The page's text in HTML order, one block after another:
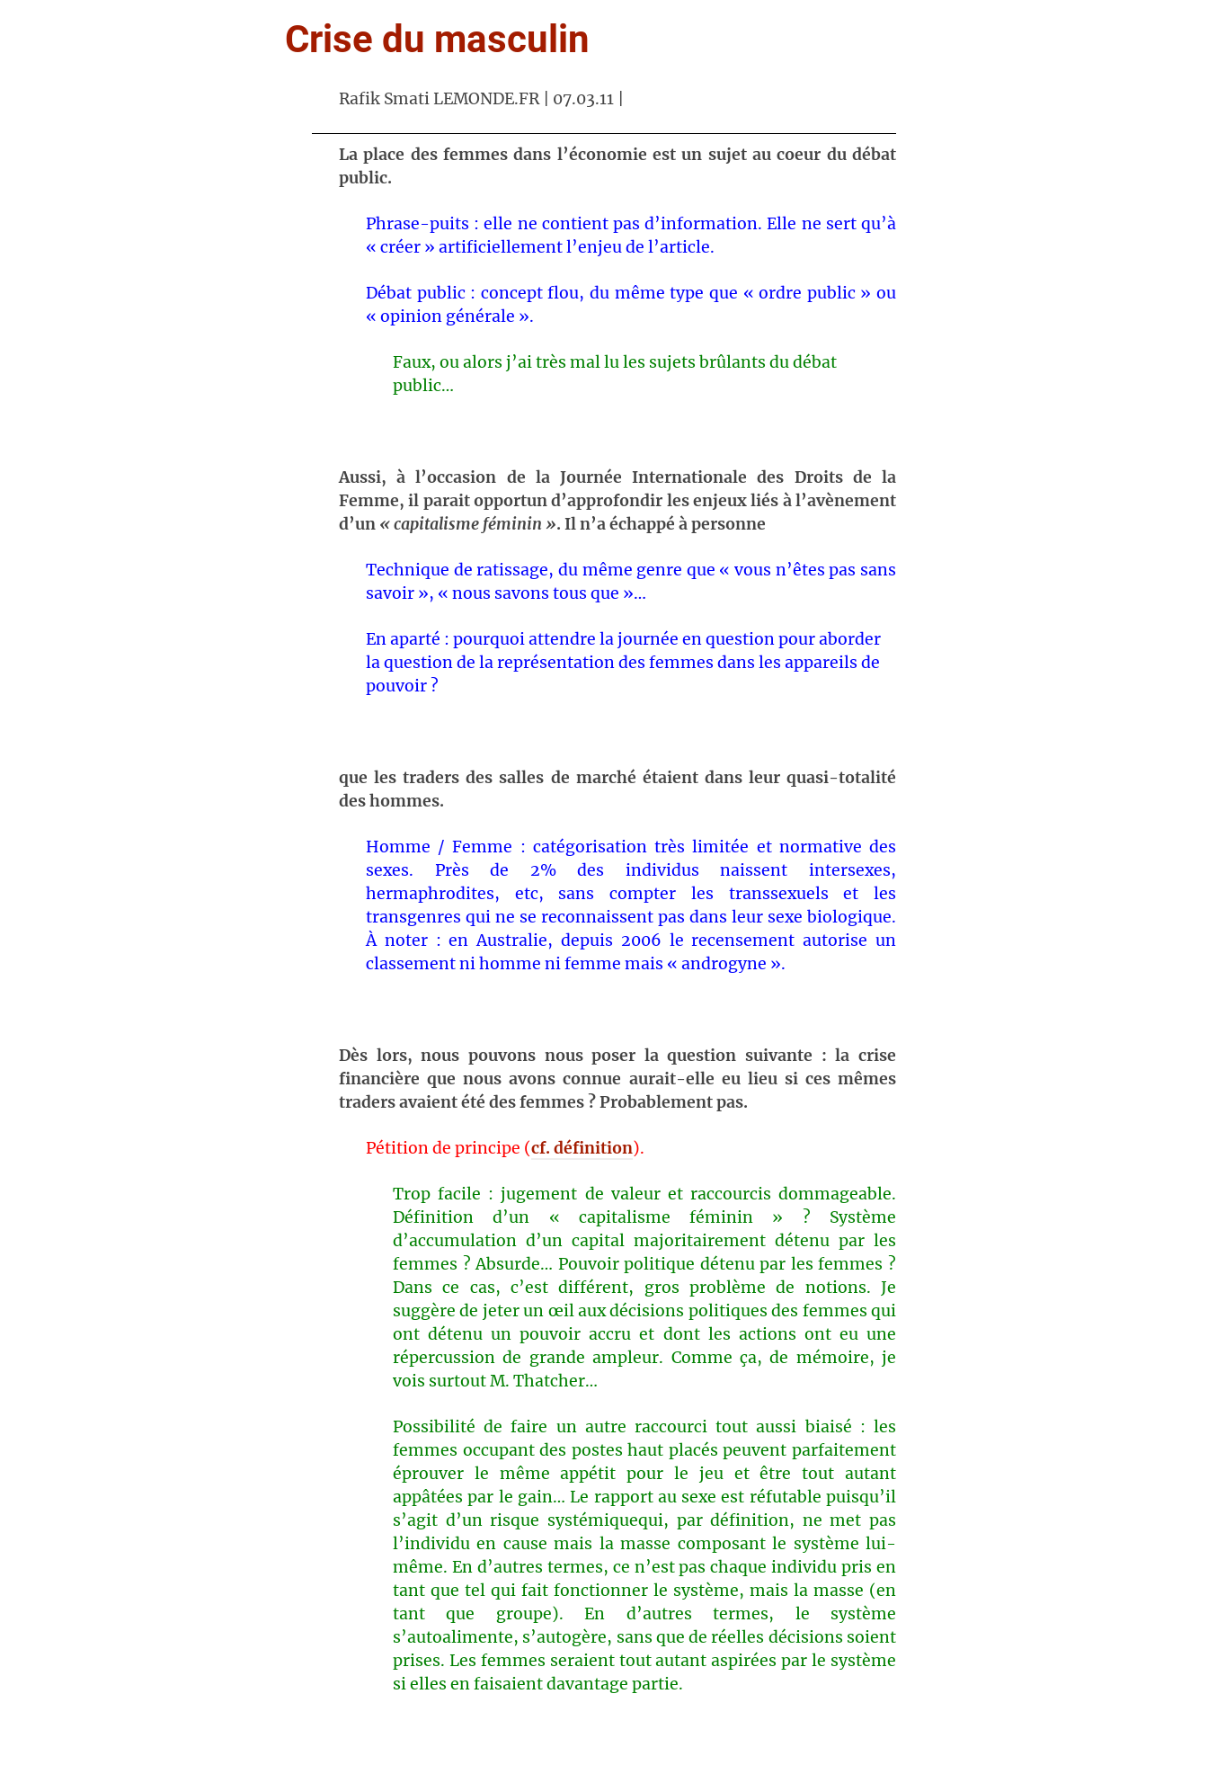
Crise du masculin
Rafik Smati LEMONDE.FR | 07.03.11 |
La place des femmes dans l’économie est un sujet au coeur du débat
public.
Phrase-puits : elle ne contient pas d’information. Elle ne sert qu’à
« créer » artificiellement l’enjeu de l’article.
Débat public : concept flou, du même type que « ordre public » ou
« opinion générale ».
Faux, ou alors j’ai très mal lu les sujets brûlants du débat
public…
Aussi, à l’occasion de la Journée Internationale des Droits de la
Femme, il parait opportun d’approfondir les enjeux liés à l’avènement
d’un « capitalisme féminin ». Il n’a échappé à personne
Technique de ratissage, du même genre que « vous n’êtes pas sans
savoir », « nous savons tous que »…
En aparté : pourquoi attendre la journée en question pour aborder
la question de la représentation des femmes dans les appareils de
pouvoir ?
que les traders des salles de marché étaient dans leur quasi-totalité
des hommes.
Homme / Femme : catégorisation très limitée et normative des
sexes. Près de 2% des individus naissent intersexes,
hermaphrodites, etc, sans compter les transsexuels et les
transgenres qui ne se reconnaissent pas dans leur sexe biologique.
À noter : en Australie, depuis 2006 le recensement autorise un
classement ni homme ni femme mais « androgyne ».
Dès lors, nous pouvons nous poser la question suivante : la crise
financière que nous avons connue aurait-elle eu lieu si ces mêmes
traders avaient été des femmes ? Probablement pas.
Pétition de principe (cf. définition).
Trop facile : jugement de valeur et raccourcis dommageable.
Définition d’un « capitalisme féminin » ? Système
d’accumulation d’un capital majoritairement détenu par les
femmes ? Absurde… Pouvoir politique détenu par les femmes ?
Dans ce cas, c’est différent, gros problème de notions. Je
suggère de jeter un œil aux décisions politiques des femmes qui
ont détenu un pouvoir accru et dont les actions ont eu une
répercussion de grande ampleur. Comme ça, de mémoire, je
vois surtout M. Thatcher…
Possibilité de faire un autre raccourci tout aussi biaisé : les
femmes occupant des postes haut placés peuvent parfaitement
éprouver le même appétit pour le jeu et être tout autant
appâtées par le gain… Le rapport au sexe est réfutable puisqu’il
s’agit d’un risque systémiquequi, par définition, ne met pas
l’individu en cause mais la masse composant le système lui-
même. En d’autres termes, ce n’est pas chaque individu pris en
tant que tel qui fait fonctionner le système, mais la masse (en
tant que groupe). En d’autres termes, le système
s’autoalimente, s’autogère, sans que de réelles décisions soient
prises. Les femmes seraient tout autant aspirées par le système
si elles en faisaient davantage partie.